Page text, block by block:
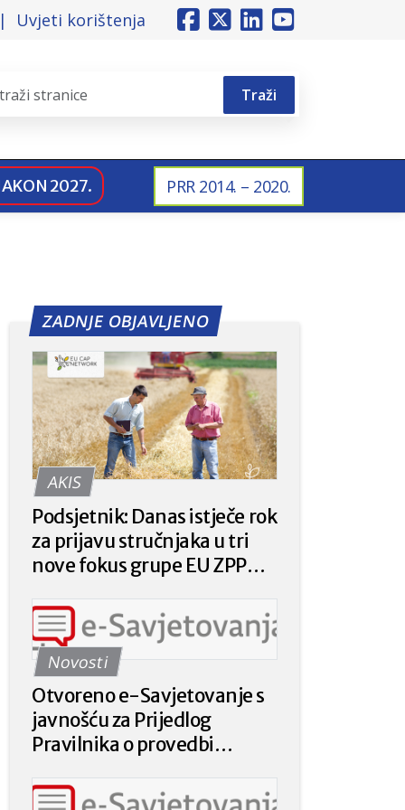
Uvjeti korištenja
Traži
2027. PRR 2014. – 2020.
ZADNJE OBJAVLJENO
AKIS
Podsjetnik: Danas istječe rok
za prijavu stručnjaka u tri
nove fokus grupe EU ZPP
Novosti
Otvoreno e-Savjetovanje s
javnošću za Prijedlog
Pravilnika o provedbi
plaćanja poljoprivrednicima